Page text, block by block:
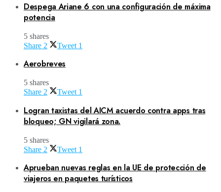
Despega Ariane 6 con una configuración de máxima
potencia
5 shares
Share 2 Tweet 1
Aerobreves
5 shares
Share 2 Tweet 1
Logran taxistas del AICM acuerdo contra apps tras
bloqueo; GN vigilará zona.
5 shares
Share 2 Tweet 1
Aprueban nuevas reglas en la UE de protección de
viajeros en paquetes turísticos